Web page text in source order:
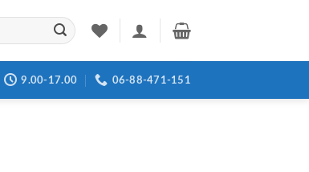
9.00-17.00 06-88-471-151